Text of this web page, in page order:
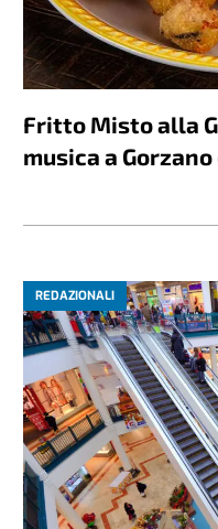
Fritto Misto alla
musica a
REDAZIONALI